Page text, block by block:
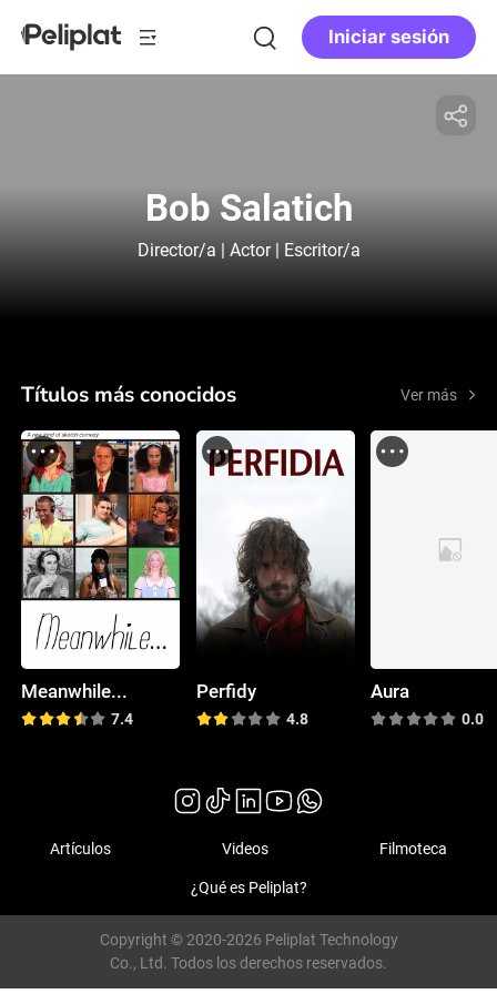
Iniciar sesión
Bob Salatich
Director/a | Actor | Escritor/a
Títulos más conocidos Ver más
Meanwhile...
7.4
Perfidy
4.8
Aura
0.0
Artículos Videos Filmoteca
¿Qué es Peliplat?
Copyright © 2020-2026 Peliplat Technology
Co., Ltd. Todos los derechos reservados.